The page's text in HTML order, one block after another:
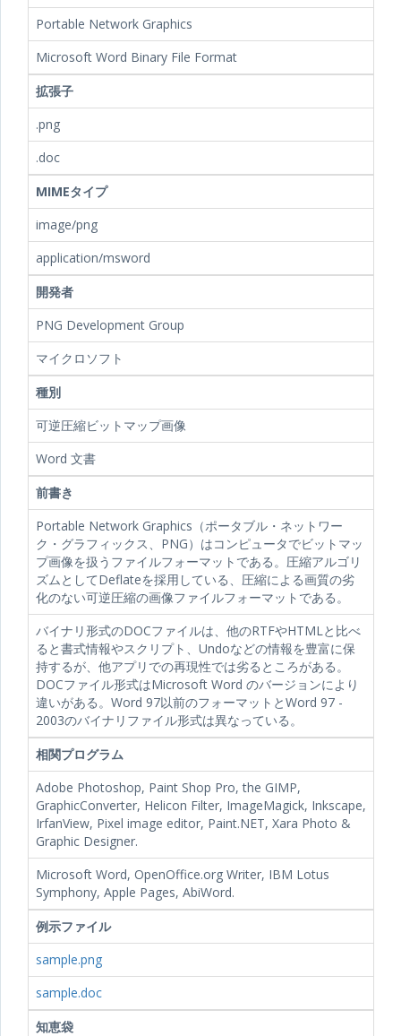
Portable Network Graphics
Microsoft Word Binary File Format
拡張子
.png
.doc
MIMEタイプ
image/png
application/msword
開発者
PNG Development Group
マイクロソフト
種別
可逆圧縮ビットマップ画像
Word 文書
前書き
Portable Network Graphics（ポータブル・ネットワー
ク・グラフィックス、PNG）はコンピュータでビットマッ
プ画像を扱うファイルフォーマットである。圧縮アルゴリ
ズムとしてDeflateを採用している、圧縮による画質の劣
化のない可逆圧縮の画像ファイルフォーマットである。
バイナリ形式のDOCファイルは、他のRTFやHTMLと比べ
ると書式情報やスクリプト、Undoなどの情報を豊富に保
持するが、他アプリでの再現性では劣るところがある。
DOCファイル形式はMicrosoft Word のバージョンにより
違いがある。Word 97以前のフォーマットとWord 97 -
2003のバイナリファイル形式は異なっている。
相関プログラム
Adobe Photoshop, Paint Shop Pro, the GIMP,
GraphicConverter, Helicon Filter, ImageMagick, Inkscape,
IrfanView, Pixel image editor, Paint.NET, Xara Photo &
Graphic Designer.
Microsoft Word, OpenOffice.org Writer, IBM Lotus
Symphony, Apple Pages, AbiWord.
例示ファイル
sample.png
sample.doc
知恵袋